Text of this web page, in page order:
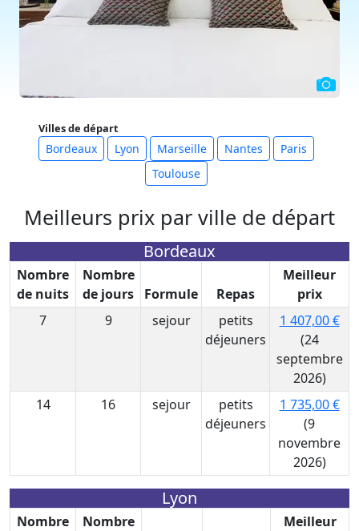
Villes de départ
Bordeaux Lyon Marseille Nantes
Paris
Toulouse
Meilleurs prix par ville de départ
Bordeaux
Nombre
de nuits
Nombre
de jours
Formule Repas
Meilleur
prix
7
9 sejour
petits
déjeuners
1 407,00 €
(24
septembre
2026)
14
16 sejour
petits
déjeuners
1 735,00 €
(9
novembre
2026)
Lyon
Nombre
Nombre
Meilleur